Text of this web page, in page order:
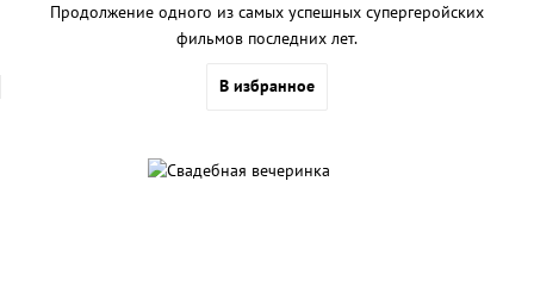
Продолжение одного из самых успешных супергеройских
фильмов последних лет.
В избранное